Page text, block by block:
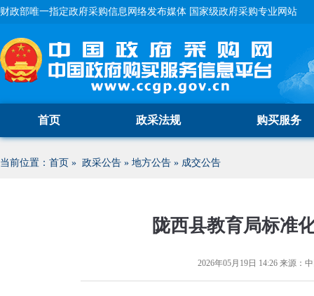
财政部唯一指定政府采购信息网络发布媒体 国家级政府采购专业网站
首页 政采法规 购买服务
当前位置： 首页 » 政采公告 » 地方公告 » 成交公告
陇西县教育局标准
2026年05月19日 14:26 来源：